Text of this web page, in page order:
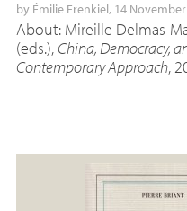
by Émilie Frenkiel, 14
About: Mireille Delmas-
(eds.), China, Democracy,
Contemporary Approach,